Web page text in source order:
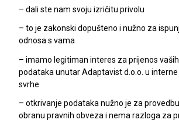
– dali ste nam svoju izričitu privolu
– to je zakonski dopušteno i nužno za
odnosa s vama
– imamo legitiman interes za prijenos
podataka unutar Adaptavist d.o.o. u
svrhe
– otkrivanje podataka nužno je za
obranu pravnih obveza i nema razloga za